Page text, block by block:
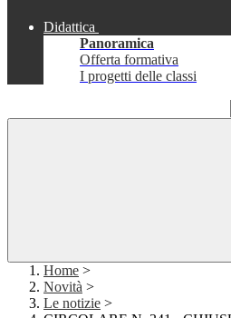
Didattica
Panoramica
Offerta formativa
I progetti delle classi
Home >
Novità >
Le notizie >